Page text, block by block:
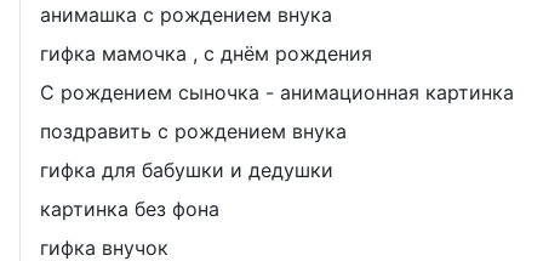
анимашка с рождением внука
гифка мамочка , с днём рождения
С рождением сыночка - анимационная картинка
поздравить с рождением внука
гифка для бабушки и дедушки
картинка без фона
гифка внучок